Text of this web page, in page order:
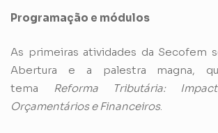
Programação e módulos
As primeiras atividades da Secofem
Abertura e a palestra magna,
tema
Reforma Tributária:
Orçamentários e Financeiros.